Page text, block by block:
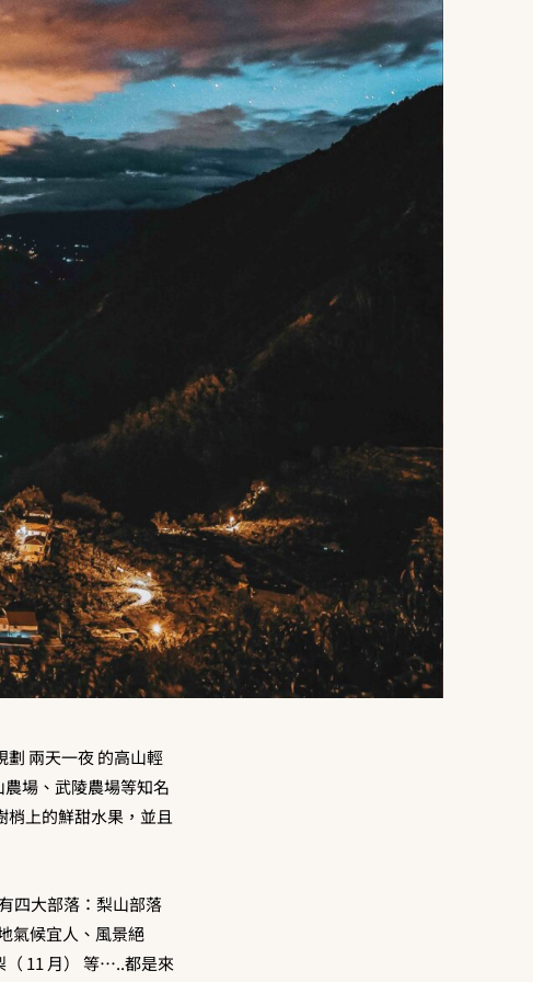
兩天一夜 的高山輕
場、武陵農場等知名
梢上的鮮甜水果，並且
四大部落：梨山部落
氣候宜人、風景絕
（ 11 月） 等…..都是來